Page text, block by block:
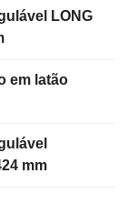
LONG
em latão
mm